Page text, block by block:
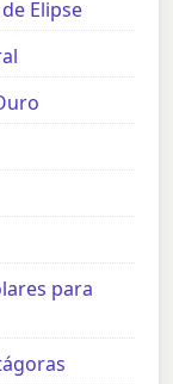
Elipse
para